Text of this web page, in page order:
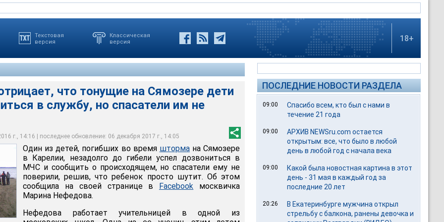
Текстовая
версия
Классическая
версия
18+
что тонущие на Сямозере дети
в службу, но спасатели им не
г., 14:16 | последнее обновление: 06 декабря 2017 г., 14:05
во время шторма на Сямозере в Карелии, незадолго до
в МЧС и сообщить о происходящем, но спасатели ему не
ребенок просто шутит
произошла 18 июня. Воспитанники и сотрудники детского
вышли на озеро на трех плавсредствах - рафте и двух
47 детей и четверо взрослых
что на лагерь, организовавший смертельный сплав, в
жалобы, однако чиновники на них не реагировали. И
ООО "Парк-Отель "Сямозеро" все необходимые
Тимин
Один из детей, погибших во время штормана Сямозере
в Карелии, незадолго до гибели успел дозвониться в
МЧС и сообщить о происходящем, но спасатели ему не
поверили, решив, что ребенок просто шутит. Об этом
сообщила на своей странице в Facebook москвичка
Марина Нефедова.
Нефедова работает учительницей в одной из
ПОСЛЕДНИЕ НОВОСТИ РАЗДЕЛА
09:00
Спасибо всем, кто был с нами в
течение 21 года
09:00
АРХИВ NEWSru.com остается
открытым: все, что было в любой
день в любой год с начала века
09:00
Какой была новостная картина в этот
день - 31 мая в каждый год за
последние 20 лет
20:26
В Екатеринбурге мужчина открыл
стрельбу с балкона, ранены девочка и